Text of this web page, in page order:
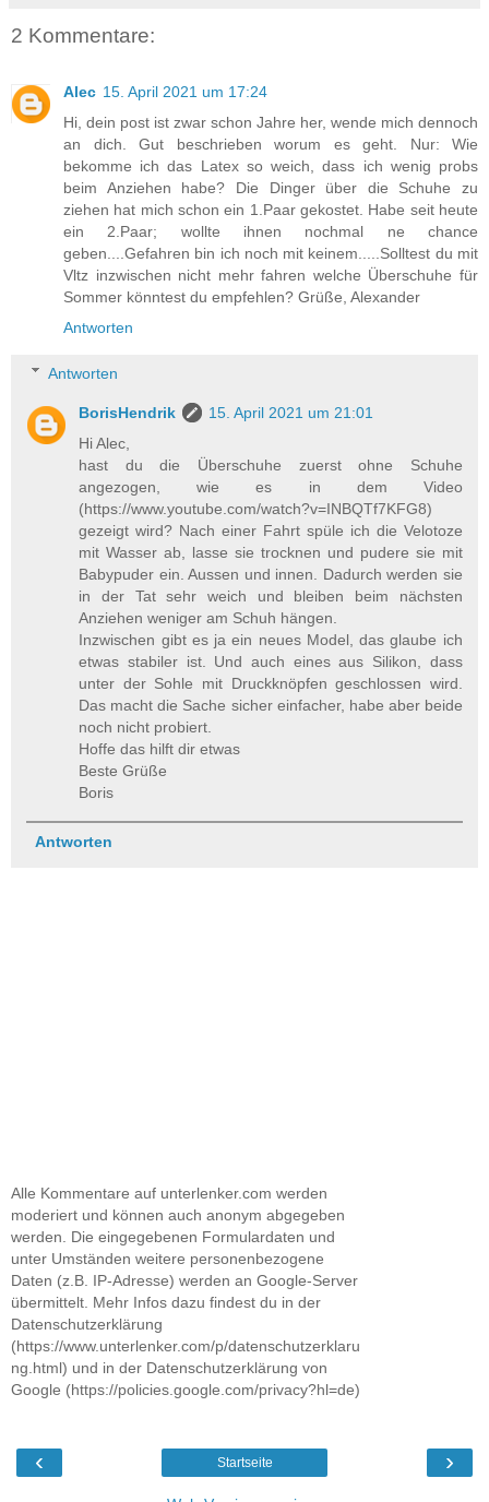
2 Kommentare:
Alec 15. April 2021 um 17:24
Hi, dein post ist zwar schon Jahre her, wende mich dennoch
an dich. Gut beschrieben worum es geht. Nur: Wie
bekomme ich das Latex so weich, dass ich wenig probs
beim Anziehen habe? Die Dinger über die Schuhe zu
ziehen hat mich schon ein 1.Paar gekostet. Habe seit heute
ein 2.Paar; wollte ihnen nochmal ne chance
geben....Gefahren bin ich noch mit keinem.....Solltest du mit
Vltz inzwischen nicht mehr fahren welche Überschuhe für
Sommer könntest du empfehlen? Grüße, Alexander
Antworten
Antworten
BorisHendrik
15. April 2021 um 21:01
Hi Alec,
hast du die Überschuhe zuerst ohne Schuhe
angezogen, wie es in dem Video
(https://www.youtube.com/watch?v=INBQTf7KFG8)
gezeigt wird? Nach einer Fahrt spüle ich die Velotoze
mit Wasser ab, lasse sie trocknen und pudere sie mit
Babypuder ein. Aussen und innen. Dadurch werden sie
in der Tat sehr weich und bleiben beim nächsten
Anziehen weniger am Schuh hängen.
Inzwischen gibt es ja ein neues Model, das glaube ich
etwas stabiler ist. Und auch eines aus Silikon, dass
unter der Sohle mit Druckknöpfen geschlossen wird.
Das macht die Sache sicher einfacher, habe aber beide
noch nicht probiert.
Hoffe das hilft dir etwas
Beste Grüße
Boris
Antworten
Alle Kommentare auf unterlenker.com werden
moderiert und können auch anonym abgegeben
werden. Die eingegebenen Formulardaten und
unter Umständen weitere personenbezogene
Daten (z.B. IP-Adresse) werden an Google-Server
übermittelt. Mehr Infos dazu findest du in der
Datenschutzerklärung
(https://www.unterlenker.com/p/datenschutzerklaru
ng.html) und in der Datenschutzerklärung von
Google (https://policies.google.com/privacy?hl=de)
‹ ›
Startseite